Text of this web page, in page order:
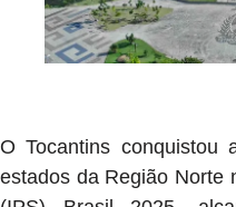
O Tocantins conquistou
estados da Região Norte